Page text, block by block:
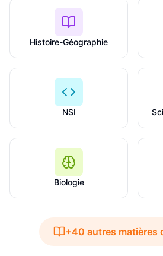
Histoire-Géographie
NSI
Biologie
+40 autres matières